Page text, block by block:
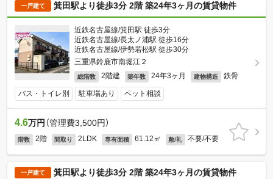
一戸建て 箕田駅より徒歩3分 2階 築24年3ヶ月の賃貸物件
近鉄名古屋線/箕田駅 徒歩3分
近鉄名古屋線/長太ノ浦駅 徒歩16分
近鉄名古屋線/伊勢若松駅 徒歩30分
三重県鈴鹿市南堀江２
総階数 2階建 築年数 24年3ヶ月 建物構造 鉄骨
バス・トイレ別 駐車場あり ペット相談
4.6万円 （管理費3,500円）
階数 2階 間取り 2LDK 専有面積 61.12㎡ 敷/礼 不要/不要
一戸建て 箕田駅より徒歩3分 2階 築24年3ヶ月の賃貸物件